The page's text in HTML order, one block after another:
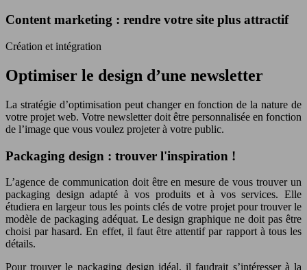
Content marketing : rendre votre site plus attractif
Création et intégration
Optimiser le design d’une newsletter
La stratégie d’optimisation peut changer en fonction de la nature de
votre projet web. Votre newsletter doit être personnalisée en fonction
de l’image que vous voulez projeter à votre public.
Packaging design : trouver l'inspiration !
L’agence de communication doit être en mesure de vous trouver un
packaging design adapté à vos produits et à vos services. Elle
étudiera en largeur tous les points clés de votre projet pour trouver le
modèle de packaging adéquat. Le design graphique ne doit pas être
choisi par hasard. En effet, il faut être attentif par rapport à tous les
détails.
Pour trouver le packaging design idéal, il faudrait s’intéresser à la